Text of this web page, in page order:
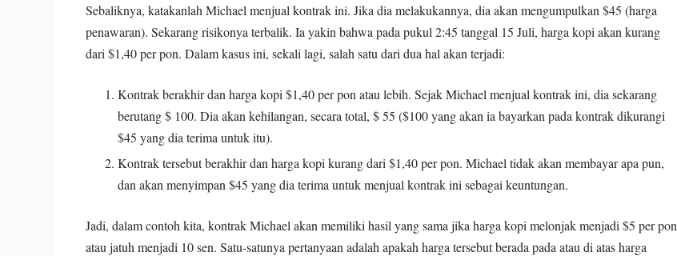
Sebaliknya, katakanlah Michael menjual kontrak ini. Jika dia melakukannya, dia akan mengumpulkan $45 (harga
penawaran). Sekarang risikonya terbalik. Ia yakin bahwa pada pukul 2:45 tanggal 15 Juli, harga kopi akan kurang
dari $1,40 per pon. Dalam kasus ini, sekali lagi, salah satu dari dua hal akan terjadi:
Kontrak berakhir dan harga kopi $1,40 per pon atau lebih. Sejak Michael menjual kontrak ini, dia sekarang
berutang $ 100. Dia akan kehilangan, secara total, $ 55 ($100 yang akan ia bayarkan pada kontrak dikurangi
$45 yang dia terima untuk itu).
Kontrak tersebut berakhir dan harga kopi kurang dari $1,40 per pon. Michael tidak akan membayar apa pun,
dan akan menyimpan $45 yang dia terima untuk menjual kontrak ini sebagai keuntungan.
Jadi, dalam contoh kita, kontrak Michael akan memiliki hasil yang sama jika harga kopi melonjak menjadi $5 per pon
atau jatuh menjadi 10 sen. Satu-satunya pertanyaan adalah apakah harga tersebut berada pada atau di atas harga